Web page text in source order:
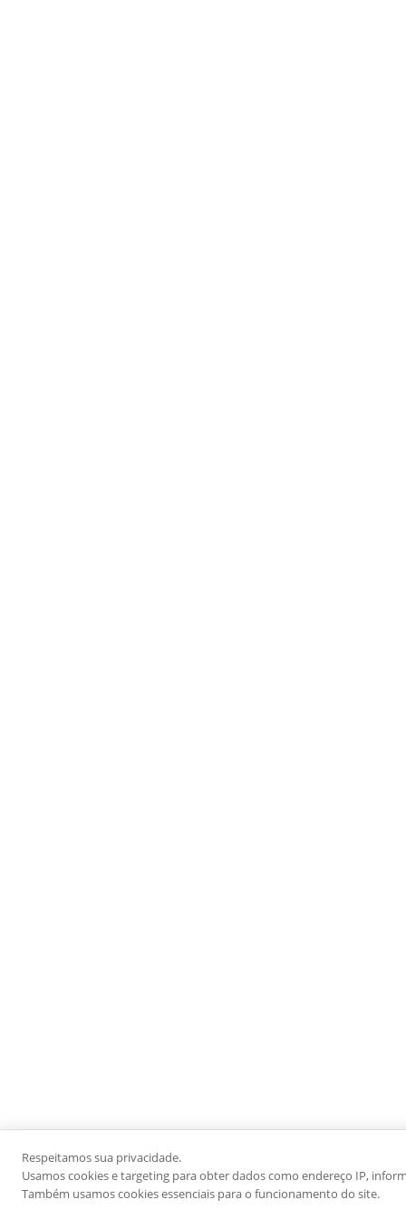
Respeitamos sua privacidade.
Usamos cookies e targeting para obter dados como endereço IP,
Também usamos cookies essenciais para o funcionamento do site.